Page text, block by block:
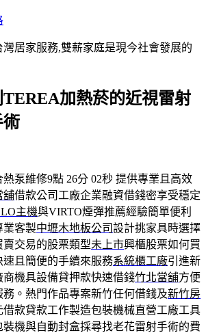
居家服務,雙薪家庭是現今社會發展的
加熱菸的近視雷射
術
泵維修9點 26分 02秒 提供專業且高效
舖借款公司工廠企業融資借錢密享受穩定
主機與VIRTO煙彈推薦經驗簡單便利
業客製中壢木地板公司設計挑家具時選擇
交易的股票類型未上市興櫃股票如何買
速且簡便的手續來服務系統櫃工廠引進新
機具設備貸押款快速借錢竹北當舖方便
。熱門作品專案新竹任何借錢及新竹房
借款貸款工作製造包裝機械直營工廠工具
裝機與自動封盒採尋找老花雷射手術的費